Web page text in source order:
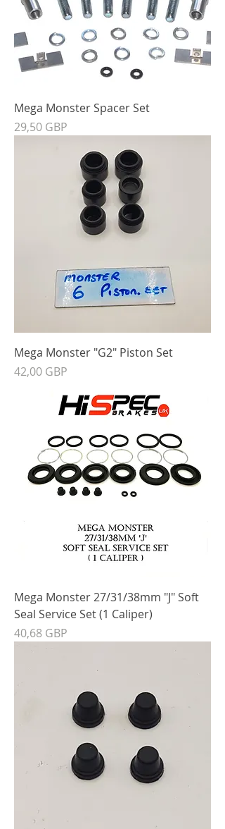
Mega Monster Spacer Set
Precio
29,50 GBP
Mega Monster "G2" Piston Set
Precio
42,00 GBP
Mega Monster 27/31/38mm "J" Soft
Seal Service Set (1 Caliper)
Precio
40,68 GBP